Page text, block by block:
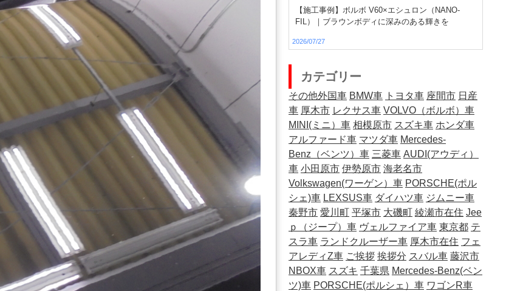
【施工事例】ボルボ V60×エシュロン（NANO-
FIL）｜ブラウンボディに深みのある輝きを
2026/07/27
カテゴリー
その他外国車 BMW車 トヨタ車 座間市 日産
車 厚木市 レクサス車 VOLVO（ボルボ）車
MINI(ミニ）車 相模原市 スズキ車 ホンダ車
アルファード車 マツダ車 Mercedes-
Benz（ベンツ）車 三菱車 AUDI(アウディ）
車 小田原市 伊勢原市 海老名市
Volkswagen(ワーゲン）車 PORSCHE(ポル
シェ)車 LEXSUS車 ダイハツ車 ジムニー車
秦野市 愛川町 平塚市 大磯町 綾瀬市在住 Jee
ｐ（ジープ）車 ヴェルファイア車 東京都 テ
スラ車 ランドクルーザー車 厚木市在住 フェ
アレディZ車 ご挨拶 挨拶分 スバル車 藤沢市
NBOX車 スズキ 千葉県 Mercedes-Benz(ベン
ツ)車 PORSCHE(ポルシェ）車 ワゴンR車